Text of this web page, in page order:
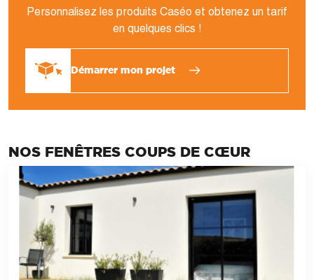
Personnalisez les produits Caséo et obtenez un tarif
en quelques clics !
Démarrer mon projet
NOS FENÊTRES COUPS DE CŒUR